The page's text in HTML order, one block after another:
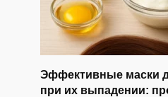
Эффективные маски
при их выпадении: